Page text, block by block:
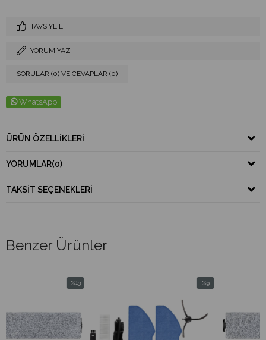
TAVSIYE ET
YORUM YAZ
SORULAR (0) VE CEVAPLAR (0)
WhatsApp
ÜRÜN ÖZELLIKLERI
YORUMLAR(0)
TAKSIT SEÇENEKLERI
Benzer Ürünler
%9İndirim